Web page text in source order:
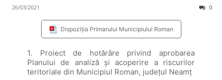
26/03/2021 0
Dispoziția Primarului Municipiului Roman
1. Proiect de hotărâre privind aprobarea
Planului de analiză și acoperire a riscurilor
teritoriale din Municipiul Roman, județul Neamț